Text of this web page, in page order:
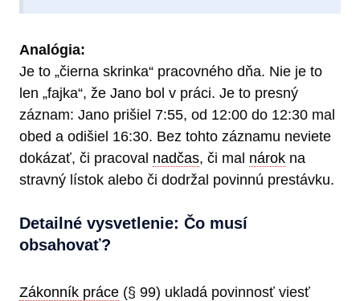
Analógia:
Je to „čierna skrinka“ pracovného dňa. Nie je to
len „fajka“, že Jano bol v práci. Je to presný
záznam: Jano prišiel 7:55, od 12:00 do 12:30 mal
obed a odišiel 16:30. Bez tohto záznamu neviete
dokázať, či pracoval nadčas, či mal nárok na
stravný lístok alebo či dodržal povinnú prestávku.
Detailné vysvetlenie: Čo musí
obsahovať?
Zákonník práce (§ 99) ukladá povinnosť viesť